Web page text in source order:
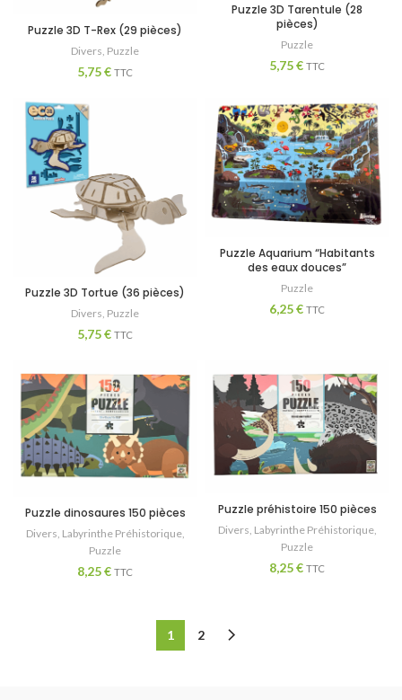
Puzzle 3D T-Rex (29 pièces)
Divers, Puzzle
5,75€ TTC
Puzzle 3D Tarentule (28
pièces)
Puzzle
5,75€ TTC
Puzzle 3D Tortue (36 pièces)
Divers, Puzzle
5,75€ TTC
Puzzle Aquarium “Habitants
des eaux douces”
Puzzle
6,25€ TTC
Puzzle dinosaures 150 pièces
Divers, Labyrinthe Préhistorique,
Puzzle
8,25€ TTC
Puzzle préhistoire 150 pièces
Divers Labyrinthe Préhistorique,
Puzzle
8,25€ TTC
1 2